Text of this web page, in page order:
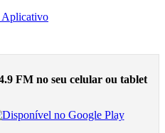
Aplicativo
FM no seu celular ou tablet